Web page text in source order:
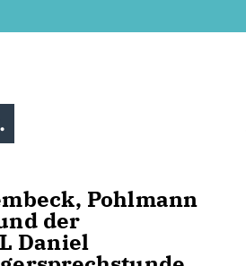
Pohlmann
der
Daniel